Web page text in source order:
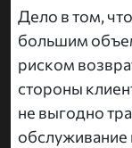
Дело в том,
большим
риском
стороны
не выгодно
обслуживание